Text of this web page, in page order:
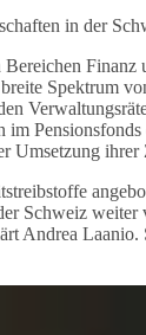
in der
Spektrum
Umsetzung ihrer
Schweiz
Andrea